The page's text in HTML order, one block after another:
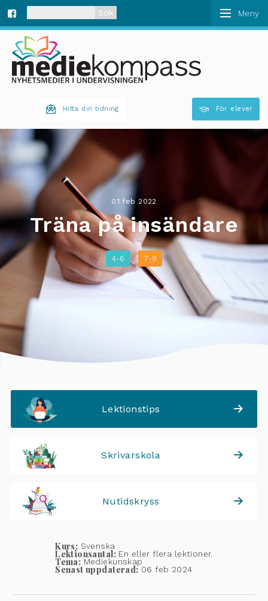
ce
När automatisk komplettering av resultat är
Hitta din tidning För elever
01 feb 2022
Träna på insändare
4-6 7-9
Lektionstips
Skrivarskola
Nutidskryss
Kurs: Svenska
Lektionsantal:En eller flera lektioner.
Tema: Mediekunskap
Senast uppdaterad: 06 feb 2024